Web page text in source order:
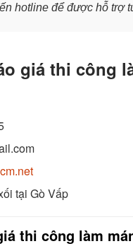
hotline để được hỗ trợ
giá thi công
tại Gò Vấp
thi công làm